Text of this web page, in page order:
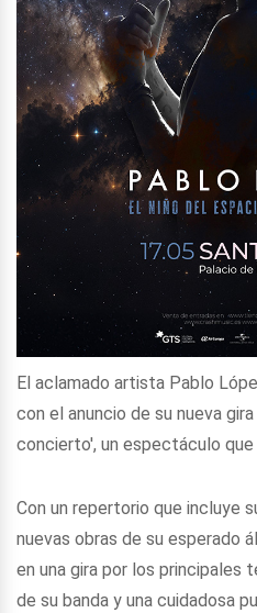
El aclamado artista Pablo
con el anuncio de su nueva
concierto', un espectáculo
Con un repertorio que incluye
nuevas obras de su esperado
en una gira por los principales
de su banda y una cuidadosa